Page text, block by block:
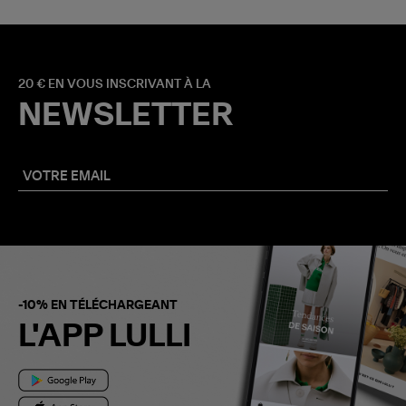
20 € EN VOUS INSCRIVANT À LA
NEWSLETTER
-10% EN TÉLÉCHARGEANT
L'APP LULLI